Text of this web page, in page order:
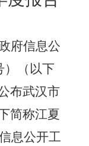
府信息公
）（以下
布武汉市
简称江夏
息公开工